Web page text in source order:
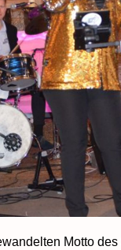
Motto